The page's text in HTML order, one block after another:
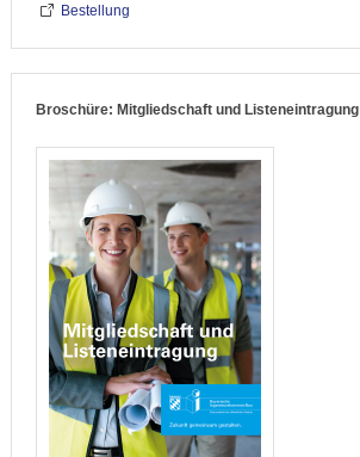
Bestellung
Broschüre: Mitgliedschaft und Listeneintragung